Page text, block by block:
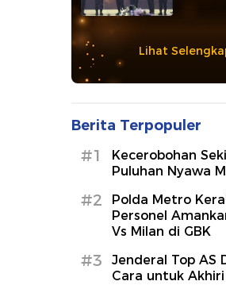
Lihat
Berita Terpopuler
#1
Kecerobohan
Puluhan Nyawa
#2
Polda Metro
Personel
Vs Milan di GBK
#3
Jenderal Top AS
Cara untuk